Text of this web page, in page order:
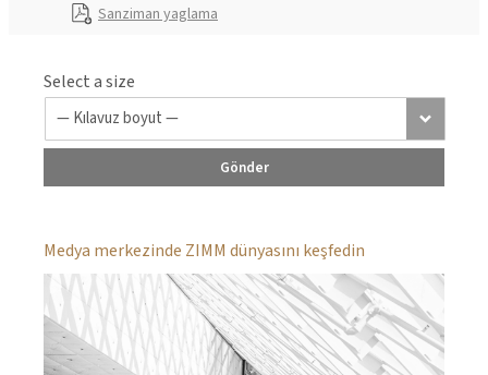
Sanziman yaglama
Select a size
Gönder
Medya merkezinde ZIMM dünyasını keşfedin